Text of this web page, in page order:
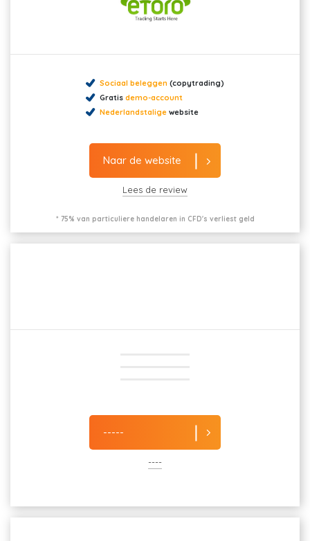
Sociaal beleggen (copytrading)
Gratis demo-account
Nederlandstalige website
Naar de website
Lees de review
* 75% van particuliere handelaren in CFD's verliest geld
-----
----